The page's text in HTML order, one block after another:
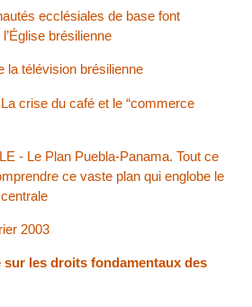
ecclésiales de base font
brésilienne
la télévision brésilienne
crise du café et le “commerce
- Le Plan Puebla-Panama. Tout ce
ce vaste plan qui englobe le
2003
sur les droits fondamentaux des